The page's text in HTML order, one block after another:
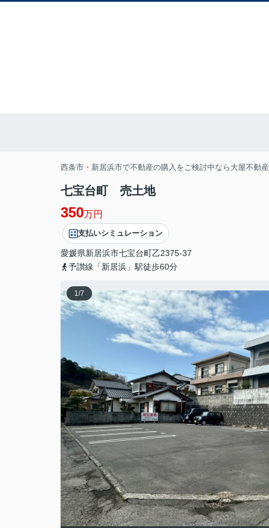
西条市・新居浜市で不動産の購入をご検討中なら大屋不動産
七宝台町 売土地
350万円
支払いシミュレーション
愛媛県新居浜市七宝台町乙2375-37
予讃線「新居浜」駅徒歩60分
1/7